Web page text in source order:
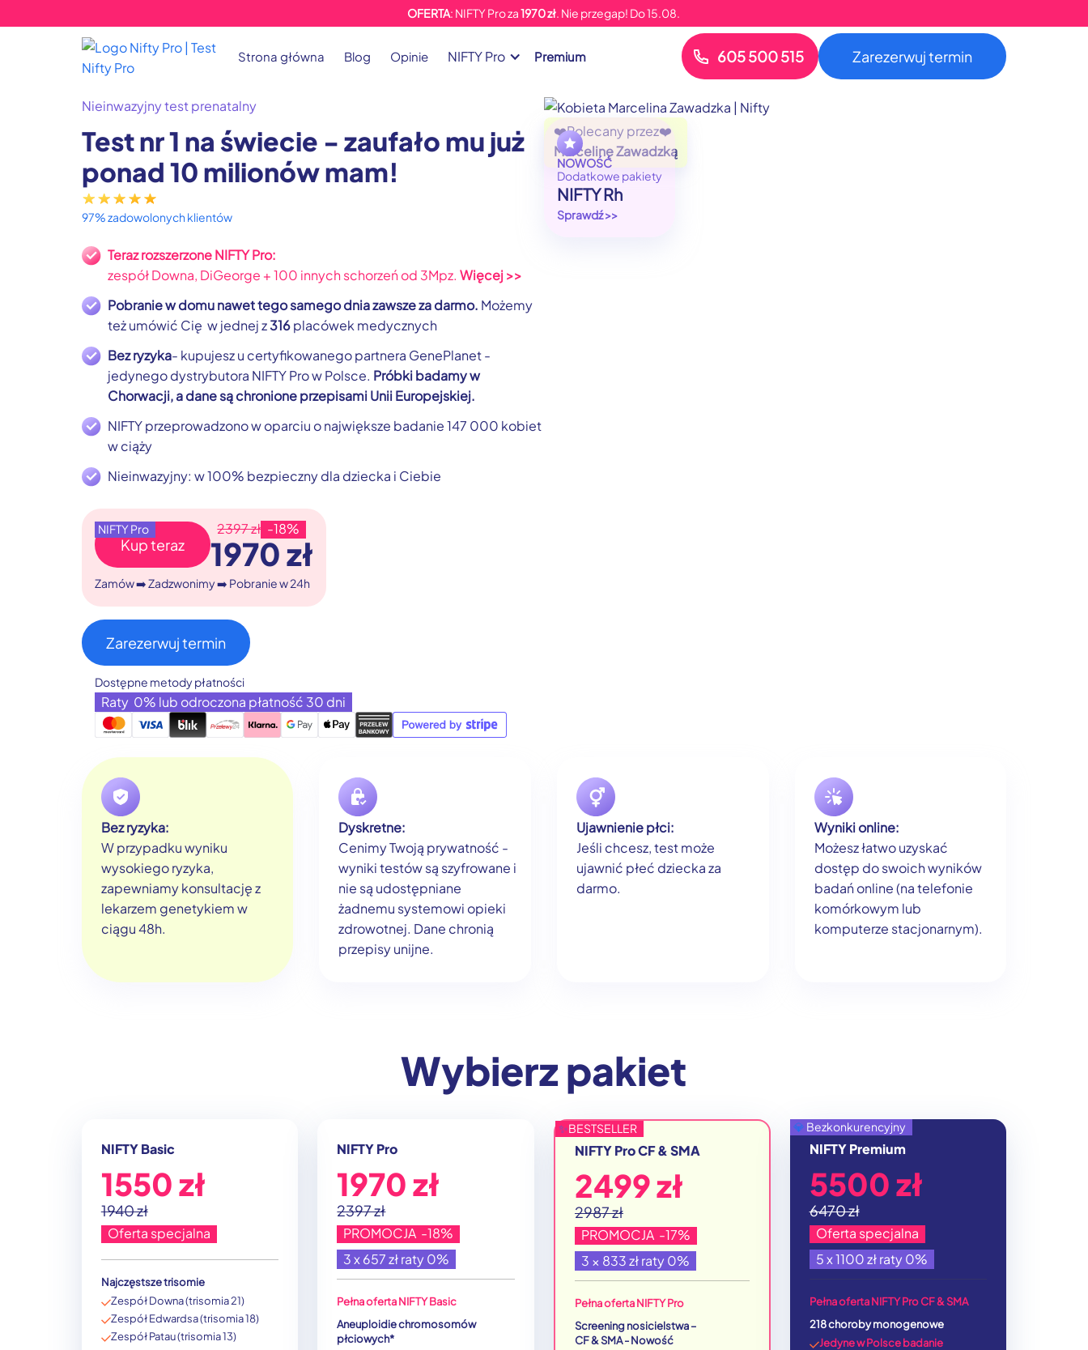
OFERTA: NIFTY Pro za1970 zł. Nie przegap! Do15.08.
Strona główna Blog Opinie NIFTY Pro Premium 605 500 515 Zarezerwuj termin
Nieinwazyjny test prenatalny
Test nr 1 na świecie - zaufało mu już
ponad 10 milionów mam!
97% zadowolonych klientów
Teraz rozszerzone NIFTY Pro:
zespół Downa, DiGeorge + 100 innych schorzeń od 3Mpz. Więcej >>
Pobranie w domu nawet tego samego dnia zawsze za darmo. Możemy
też umówić Cię w jednej z316placówek medycznych
Bez ryzyka- kupujesz u certyfikowanego partnera GenePlanet -
jedynego dystrybutora NIFTY Pro w Polsce. Próbki badamy w
Chorwacji, a dane są chronione przepisami Unii Europejskiej.
NIFTY przeprowadzono w oparciu o największe badanie 147 000 kobiet
w ciąży
Nieinwazyjny: w 100% bezpieczny dla dziecka i Ciebie
Kup teraz
2397 zł -18%
1970 zł
Zamów ➡️ Zadzwonimy ➡️ Pobranie w 24h
NIFTY Pro
Zarezerwuj termin
Dostępne metody płatności
Raty 0% lub odroczona płatność 30 dni
❤️Polecany przez❤️
Marcelinę Zawadzką
NOWOŚĆ
Dodatkowe pakiety
NIFTY Rh
Sprawdź >>
Bez ryzyka:
W przypadku wyniku
wysokiego ryzyka,
zapewniamy konsultację z
lekarzem genetykiem w
ciągu 48h.
Dyskretne:
Cenimy Twoją prywatność -
wyniki testów są szyfrowane i
nie są udostępniane
żadnemu systemowi opieki
zdrowotnej. Dane chronią
przepisy unijne.
Ujawnienie płci:
Jeśli chcesz, test może
ujawnić płeć dziecka za
darmo.
Wyniki online:
Możesz łatwo uzyskać
dostęp do swoich wyników
badań online (na telefonie
komórkowym lub
komputerze stacjonarnym).
Wybierz pakiet
NIFTY Basic
1550 zł
1940 zł
Oferta specjalna
Najczęstsze trisomie
Zespół Downa (trisomia 21)
Zespół Edwardsa (trisomia 18)
Zespół Patau (trisomia 13)
NIFTY Pro
1970 zł
2397 zł
PROMOCJA -18%
3 x 657 zł raty 0%
Pełna oferta NIFTY Basic
Aneuploidie chromosomów
płciowych*
NIFTY Pro CF & SMA
2499 zł
2987 zł
PROMOCJA -17%
3 × 833 zł raty 0%
Pełna oferta NIFTY Pro
Screening nosicielstwa –
CF & SMA - Nowość
✨BESTSELLER
NIFTY Premium
5500 zł
6470 zł
Oferta specjalna
5 x 1100 zł raty 0%
Pełna ofertaNIFTY Pro CF & SMA
218 choroby monogenowe
Jedyne w Polsce badanie
💎 Bezkonkurencyjny